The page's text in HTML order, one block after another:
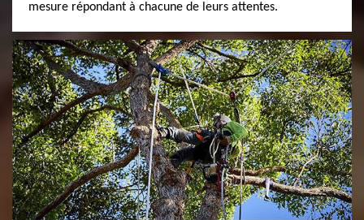
mesure répondant à chacune de leurs attentes.